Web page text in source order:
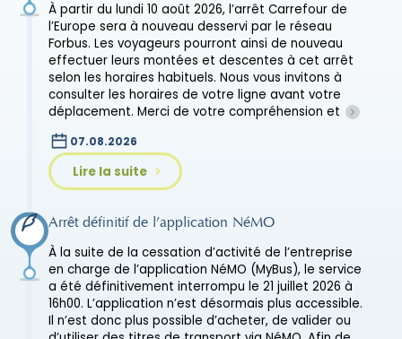
À partir du lundi 10 août 2026, l’arrêt Carrefour de
l’Europe sera à nouveau desservi par le réseau
Forbus. Les voyageurs pourront ainsi de nouveau
effectuer leurs montées et descentes à cet arrêt
selon les horaires habituels. Nous vous invitons à
consulter les horaires de votre ligne avant votre
déplacement. Merci de votre compréhension et
Lire la suite
07.08.2026
Arrêt définitif de l’application NéMO
À la suite de la cessation d’activité de l’entreprise
en charge de l’application NéMO (MyBus), le service
a été définitivement interrompu le 21 juillet 2026 à
16h00. L’application n’est désormais plus accessible.
Il n’est donc plus possible d’acheter, de valider ou